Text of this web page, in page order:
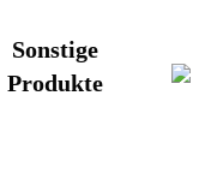
Sonstige
Produkte